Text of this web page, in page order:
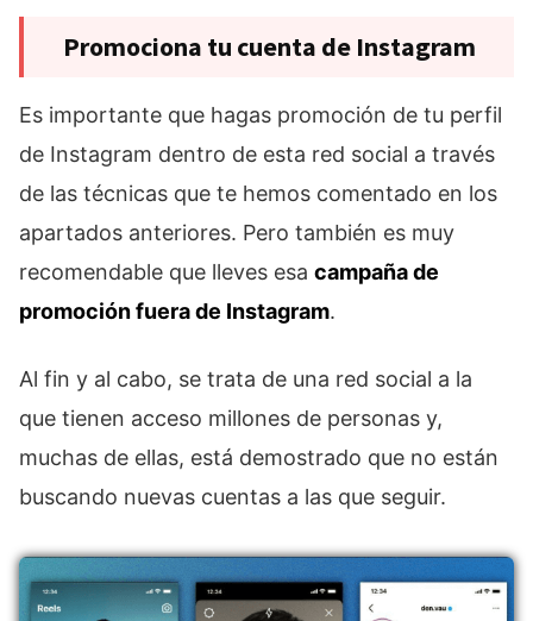
Promociona tu cuenta de Instagram
Es importante que hagas promoción de tu perfil
de Instagram dentro de esta red social a través
de las técnicas que te hemos comentado en los
apartados anteriores. Pero también es muy
recomendable que lleves esa campaña de
promoción fuera de Instagram.
Al fin y al cabo, se trata de una red social a la
que tienen acceso millones de personas y,
muchas de ellas, está demostrado que no están
buscando nuevas cuentas a las que seguir.